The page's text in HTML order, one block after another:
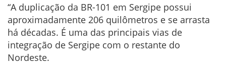
“A duplicação da BR-101 em Sergipe possui
aproximadamente 206 quilômetros e se arrasta
há décadas. É uma das principais vias de
integração de Sergipe com o restante do
Nordeste.